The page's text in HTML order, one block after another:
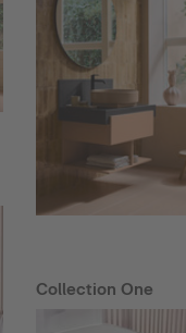
Collection One